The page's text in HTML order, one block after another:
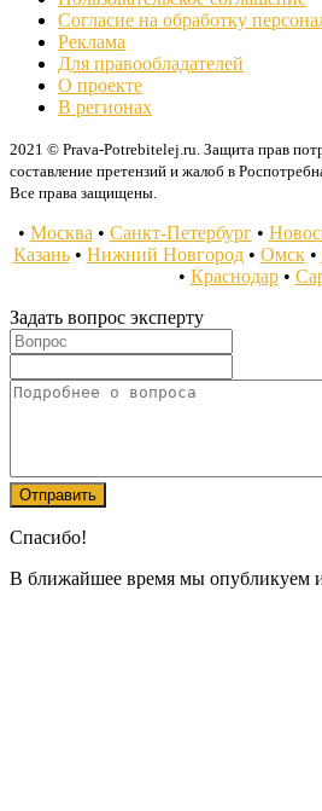
Согласие на обработку
Реклама
Для правообладателей
О проекте
В регионах
2021 © Prava-Potrebitelej.ru. Защита прав
составление претензий и жалоб в
Все права защищены.
• Москва • Санкт-Петербург•
Казань• Нижний Новгород• Омск•
• Краснодар•
Задать вопрос эксперту
Спасибо!
В ближайшее время мы опубликуем